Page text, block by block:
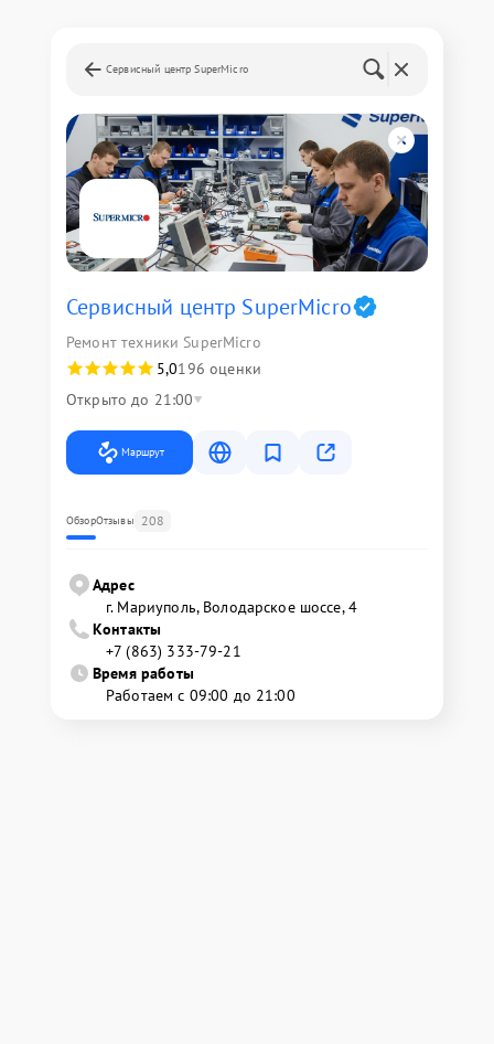
Сервисный центр SuperMicro
Сервисный центр SuperMicro
Ремонт техники SuperMicro
5,0196 оценки
Открыто до 21:00
Маршрут
ОбзорОтзывы 208
Адрес
г. Мариуполь, Володарское шоссе, 4
Контакты
+7 (863) 333-79-21
Время работы
Работаем с 09:00 до 21:00